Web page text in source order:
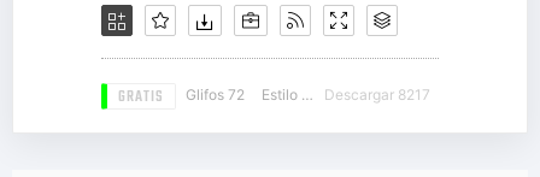
GRATIS Glifos 72 Estilo 15 Descargar 8217